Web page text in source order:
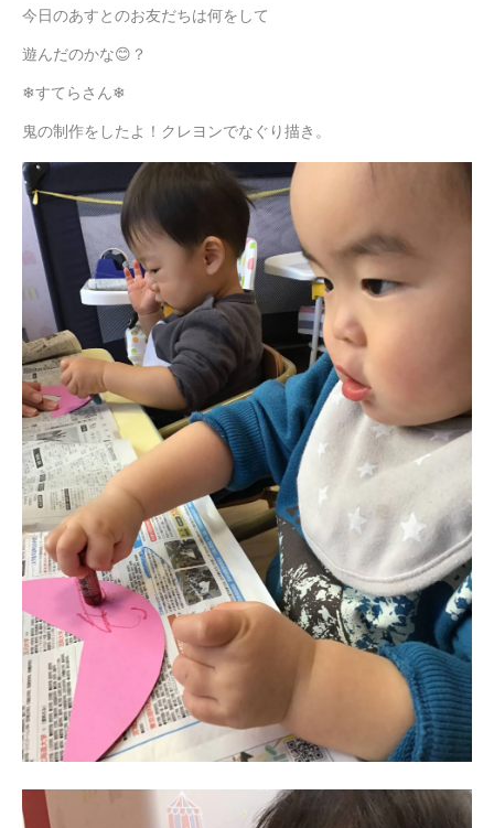
今日のあすとのお友だちは何をして
遊んだのかな😊？
❄すてらさん❄
鬼の制作をしたよ！クレヨンでなぐり描き。